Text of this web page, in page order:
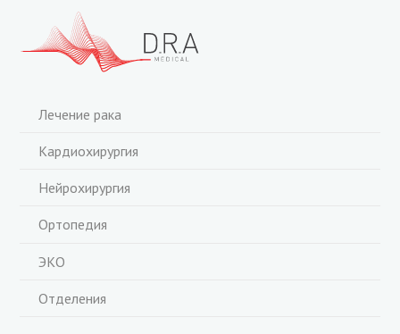
Лечение рака
Кардиохирургия
Нейрохирургия
Ортопедия
ЭКО
Отделения